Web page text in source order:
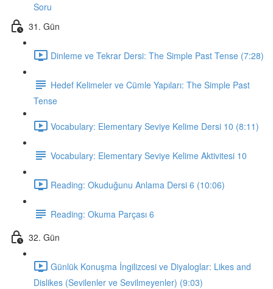
Soru
31. Gün
Dinleme ve Tekrar Dersi: The Simple Past Tense (7:28)
Hedef Kelimeler ve Cümle Yapıları: The Simple Past
Tense
Vocabulary: Elementary Seviye Kelime Dersi 10 (8:11)
Vocabulary: Elementary Seviye Kelime Aktivitesi 10
Reading: Okuduğunu Anlama Dersi 6 (10:06)
Reading: Okuma Parçası 6
32. Gün
Günlük Konuşma İngilizcesi ve Diyaloglar: Likes and
Dislikes (Sevilenler ve Sevilmeyenler) (9:03)